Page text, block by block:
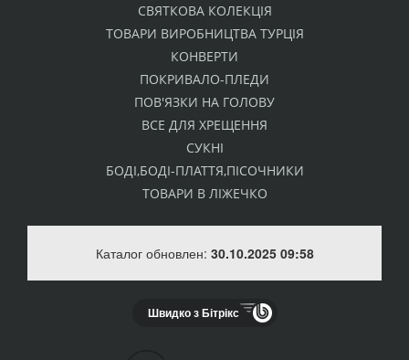
СВЯТКОВА КОЛЕКЦІЯ
ТОВАРИ ВИРОБНИЦТВА ТУРЦІЯ
КОНВЕРТИ
ПОКРИВАЛО-ПЛЕДИ
ПОВ'ЯЗКИ НА ГОЛОВУ
ВСЕ ДЛЯ ХРЕЩЕННЯ
СУКНІ
БОДІ,БОДІ-ПЛАТТЯ,ПІСОЧНИКИ
ТОВАРИ В ЛІЖЕЧКО
Каталог обновлен: 30.10.2025 09:58
Швидко з Бітрікс